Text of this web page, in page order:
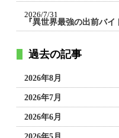
2026/7/31
『異世界最強の出前バイ
過去の記事
2026年8月
2026年7月
2026年6月